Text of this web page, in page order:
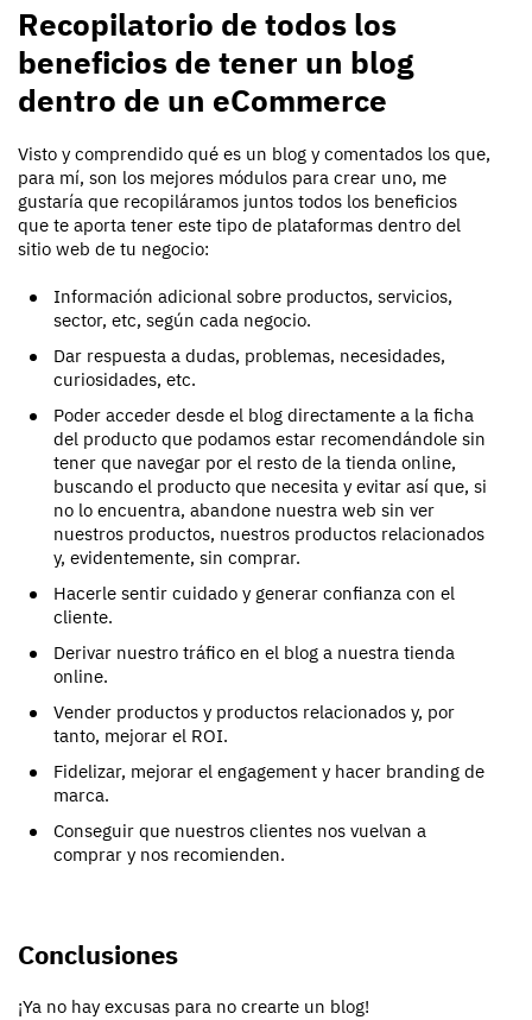
Recopilatorio de todos los
beneficios de tener un blog
dentro de un eCommerce
Visto y comprendido qué es un blog y comentados los que,
para mí, son los mejores módulos para crear uno, me
gustaría que recopiláramos juntos todos los beneficios
que te aporta tener este tipo de plataformas dentro del
sitio web de tu negocio:
Información adicional sobre productos, servicios,
sector, etc, según cada negocio.
Dar respuesta a dudas, problemas, necesidades,
curiosidades, etc.
Poder acceder desde el blog directamente a la ficha
del producto que podamos estar recomendándole sin
tener que navegar por el resto de la tienda online,
buscando el producto que necesita y evitar así que, si
no lo encuentra, abandone nuestra web sin ver
nuestros productos, nuestros productos relacionados
y, evidentemente, sin comprar.
Hacerle sentir cuidado y generar confianza con el
cliente.
Derivar nuestro tráfico en el blog a nuestra tienda
online.
Vender productos y productos relacionados y, por
tanto, mejorar el ROI.
Fidelizar, mejorar el engagement y hacer branding de
marca.
Conseguir que nuestros clientes nos vuelvan a
comprar y nos recomienden.
Conclusiones
¡Ya no hay excusas para no crearte un blog!